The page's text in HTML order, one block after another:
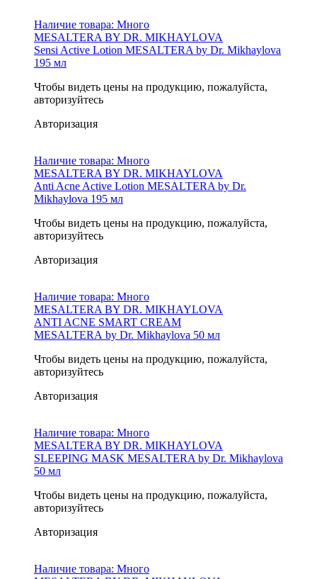
Наличие товара: Много
MESALTERA BY DR. MIKHAYLOVA
Sensi Active Lotion MESALTERA by Dr. Mikhaylova
195 мл
Чтобы видеть цены на продукцию, пожалуйста,
авторизуйтесь
Авторизация
Наличие товара: Много
MESALTERA BY DR. MIKHAYLOVA
Anti Acne Active Lotion MESALTERA by Dr.
Mikhaylova 195 мл
Чтобы видеть цены на продукцию, пожалуйста,
авторизуйтесь
Авторизация
Наличие товара: Много
MESALTERA BY DR. MIKHAYLOVA
ANTI ACNE SMART CREAM
MESALTERA by Dr. Mikhaylova 50 мл
Чтобы видеть цены на продукцию, пожалуйста,
авторизуйтесь
Авторизация
Наличие товара: Много
MESALTERA BY DR. MIKHAYLOVA
SLEEPING MASK MESALTERA by Dr. Mikhaylova
50 мл
Чтобы видеть цены на продукцию, пожалуйста,
авторизуйтесь
Авторизация
Наличие товара: Много